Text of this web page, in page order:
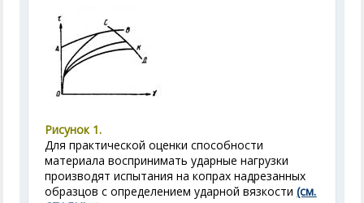
Рисунок 1.
Для практической оценки способности
материала воспринимать ударные нагрузки
производят испытания на копрах надрезанных
образцов с определением ударной вязкости(см.